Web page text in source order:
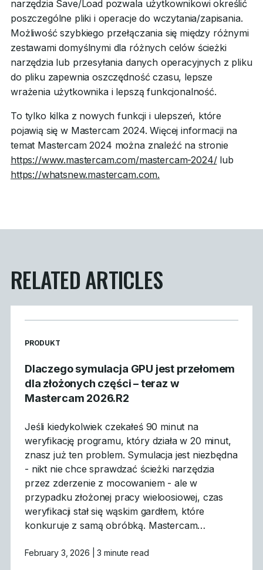
narzędzia Save/Load pozwala użytkownikowi określić
poszczególne pliki i operacje do wczytania/zapisania.
Możliwość szybkiego przełączania się między różnymi
zestawami domyślnymi dla różnych celów ścieżki
narzędzia lub przesyłania danych operacyjnych z pliku
do pliku zapewnia oszczędność czasu, lepsze
wrażenia użytkownika i lepszą funkcjonalność.
To tylko kilka z nowych funkcji i ulepszeń, które
pojawią się w Mastercam 2024. Więcej informacji na
temat Mastercam 2024 można znaleźć na stronie
https://www.mastercam.com/mastercam-2024/lub
https://whatsnew.mastercam.com.
RELATED ARTICLES
READ MORE ARTICLES ABOUT
PRODUKT
Dlaczego symulacja GPU jest przełomem
dla złożonych części – teraz w
Mastercam 2026.R2
Jeśli kiedykolwiek czekałeś 90 minut na
weryfikację programu, który działa w 20 minut,
znasz już ten problem. Symulacja jest niezbędna
- nikt nie chce sprawdzać ścieżki narzędzia
przez zderzenie z mocowaniem - ale w
przypadku złożonej pracy wieloosiowej, czas
weryfikacji stał się wąskim gardłem, które
konkuruje z samą obróbką. Mastercam…
February 3, 2026 | 3 minute read